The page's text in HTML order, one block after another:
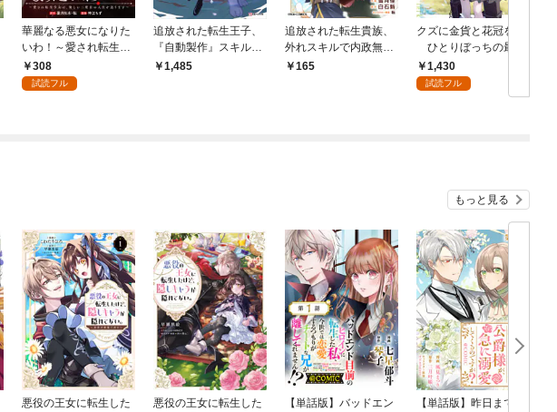
華麗なる悪女になりた
いわ！～愛され転生少
女は、楽しい二度目の
人生を送ります～（コ
308
試読フル
追放された転生王子、
『自動製作』スキルで
領地を爆速で開拓し最
1,485
追放された転生貴族、
外れスキルで内政無双
～気ままに領地運営す
165
クズに金貨と花冠を 1
ひとりぼっちの最強
少女は自称悪徳商人に
拾われ幸せになる
1,430
試読フル
もっと見る
悪役の王女に転生した
悪役の王女に転生した
【単話版】バッドエン
【単話版】昨日まで名